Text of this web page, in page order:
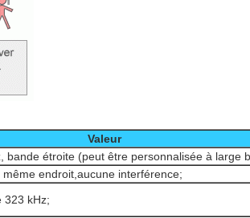
Valeur
bande étroite (peut être personnalisée à large
endroit, aucune interférence;
323 kHz;